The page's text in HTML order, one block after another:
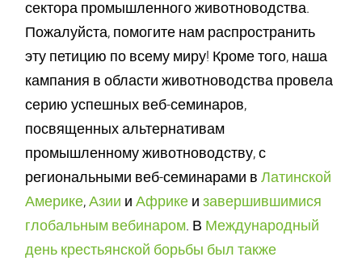
сектора промышленного животноводства.
Пожалуйста, помогите нам распространить
эту петицию по всему миру! Кроме того, наша
кампания в области животноводства провела
серию успешных веб-семинаров,
посвященных альтернативам
промышленному животноводству, с
региональными веб-семинарами вЛатинской
Америке,Азии иАфрике изавершившимися
глобальным вебинаром. В Международный
день крестьянской борьбы был также